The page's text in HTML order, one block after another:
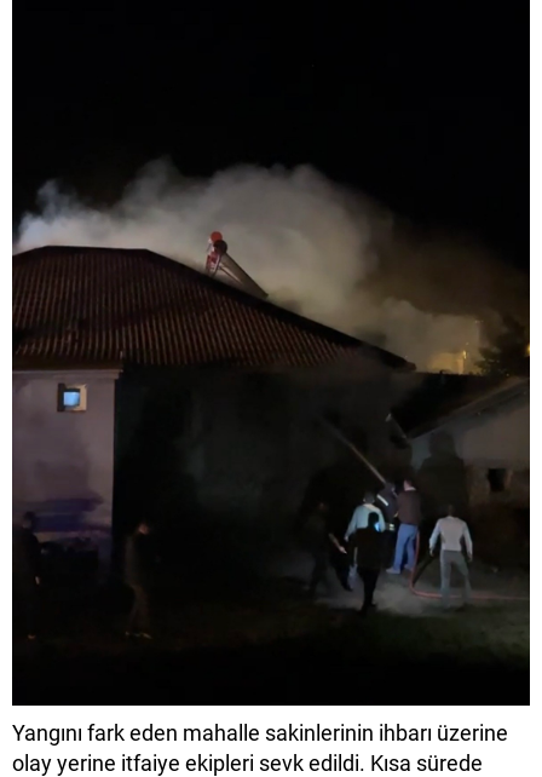
Yangını fark eden mahalle sakinlerinin ihbarı üzerine
olay yerine itfaiye ekipleri sevk edildi. Kısa sürede